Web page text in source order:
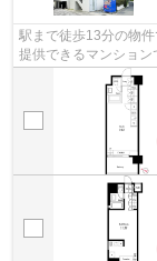
駅まで徒歩13分の物
提供できるマンション
ラストだったら目黒区